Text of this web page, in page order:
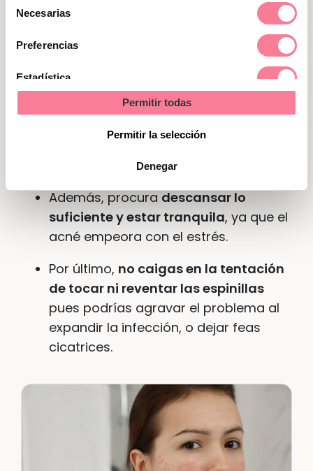
Necesarias
Preferencias
Estadística
Permitir todas
Permitir la selección
Denegar
equilibrada
hortalizas y frutas, podremos ayudar
a combatir el acné.
También es importanteprocurar no
llevar una rutina muy sedentaria y
hacer algo de ejercicio suave
flujo de riego sanguíneo.
Además, procura descansar lo
suficiente y estar tranquila, ya que el
acné empeora con el estrés.
Por último, no caigas en la tentación
de tocar ni reventar las espinillas
pues podrías agravar el problema al
expandir la infección, o dejar feas
cicatrices.